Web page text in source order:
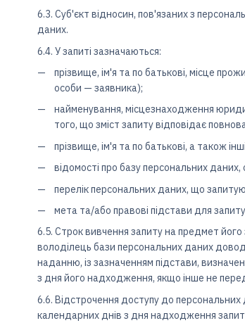
6.3. Суб'єкт відносин, пов'язаних з
даних.
6.4. У запиті зазначаються:
прізвище, ім'я та по батькові, місце
особи — заявника);
найменування, місцезнаходження
того, що зміст запиту відповідає
прізвище, ім'я та по батькові, а також
відомості про базу персональних
перелік персональних даних, що
мета та/або правові підстави для
6.5. Строк вивчення запиту на предмет
володілець бази персональних даних
наданню, із зазначенням підстави,
з дня його надходження, якщо інше не
6.6. Відстрочення доступу до персональних
календарних днів з дня надходження